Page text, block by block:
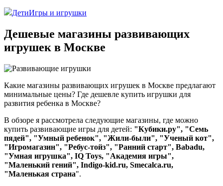
ДетиИгры и игрушки
Дешевые магазины развивающих
игрушек в Москве
Какие магазины развивающих игрушек в Москве предлагают
минимальные цены? Где дешевле купить игрушки для
развития ребенка в Москве?
В обзоре я рассмотрела следующие магазины, где можно
купить развивающие игры для детей: "Кубики.ру", "Семь
пядей", "Умный ребенок", "Жили-были", "Ученый кот",
"Игромагазин", "Ребус-тойз", "Ранний старт", Babadu,
"Умная игрушка", IQ Toys, "Академия игры",
"Маленький гений", Indigo-kid.ru, Smecalca.ru,
"Маленькая страна".